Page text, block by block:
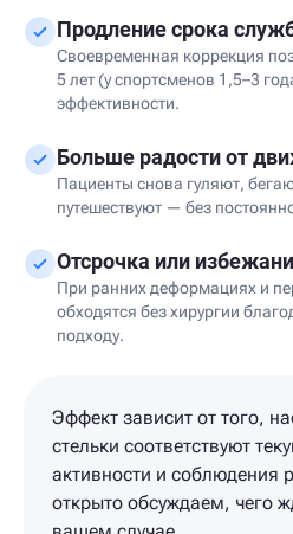
Продление срока
Своевременная коррекция
5 лет (у спортсменов 1,5–3
эффективности.
Больше радости от
Пациенты снова гуляют,
путешествуют — без
Отсрочка или
При ранних деформациях и
обходятся без хирургии
подходу.
Эффект зависит от того,
стельки соответствуют
активности и
открыто обсуждаем, чего